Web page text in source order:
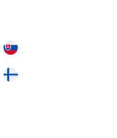
que es una airfrayer!